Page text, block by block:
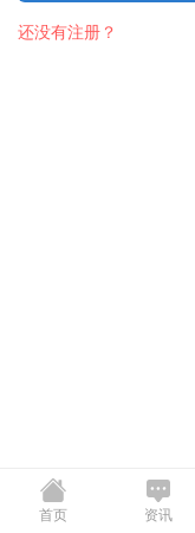
还没有注册？
首页 资讯